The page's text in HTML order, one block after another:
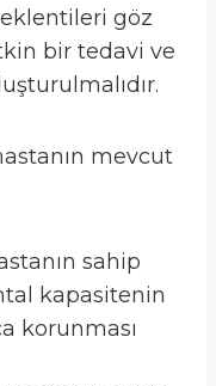
göz
bir tedavi ve
mevcut
sahip
kapasitenin
korunması